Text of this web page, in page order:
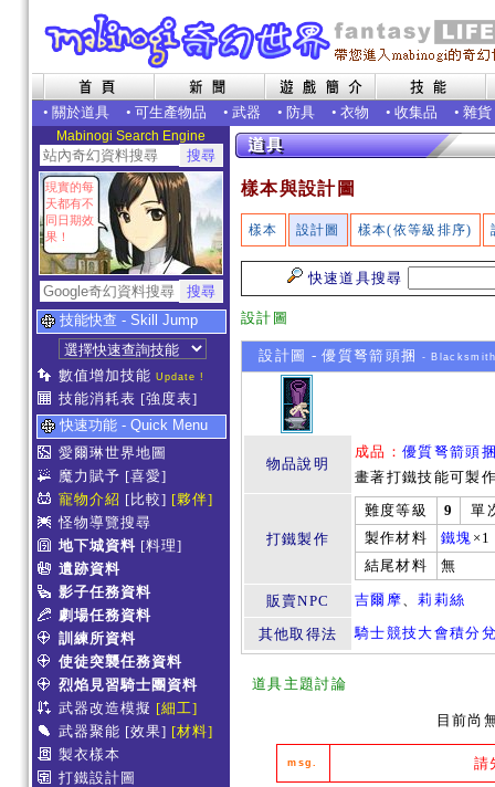
• 關於道具 • 可生產物品 • 武器 • 防具 • 衣物 • 收集品 • 雜貨
Mabinogi Search Engine
現實的每
天都有不
同日期效
果！
技能快查 - Skill Jump
數值增加技能 Update !
技能消耗表 [強度表]
快速功能 - Quick Menu
愛爾琳世界地圖
魔力賦予 [喜愛]
寵物介紹 [比較] [夥伴]
怪物導覽搜尋
地下城資料 [料理]
遺跡資料
影子任務資料
劇場任務資料
訓練所資料
使徒突襲任務資料
烈焰見習騎士團資料
武器改造模擬 [細工]
武器聚能 [效果] [材料]
製衣樣本
打鐵設計圖
樣本與設計圖
樣本 設計圖 樣本(依等級排序)
快速道具搜尋
設計圖
設計圖 - 優質弩箭頭捆 -
物品說明
成品： 優質弩箭頭
畫著打鐵技能可製
打鐵製作
難度等級 9
單
製作材料
鐵塊 ×1
結尾材料
無
販賣NPC 吉爾摩、莉莉絲
其他取得法 騎士競技大會積分
道具主題討論
目前尚
msg. 請